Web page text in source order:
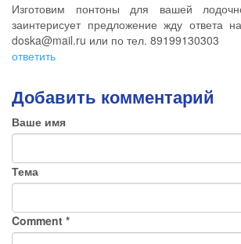
Изготовим понтоны для вашей
заинтерисует предложение жду ответа
doska@mail.ru или по тел. 89199130303
ответить
Добавить комментарий
Ваше имя
Тема
Comment *